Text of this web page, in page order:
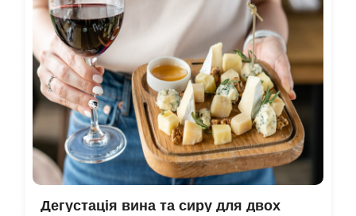
Дегустація вина та сиру для двох